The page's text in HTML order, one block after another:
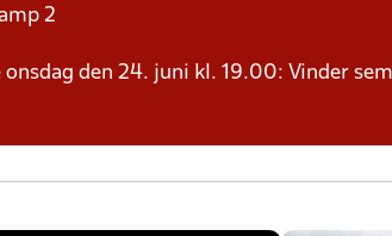
2
den 24. juni kl. 19.00: Vinder